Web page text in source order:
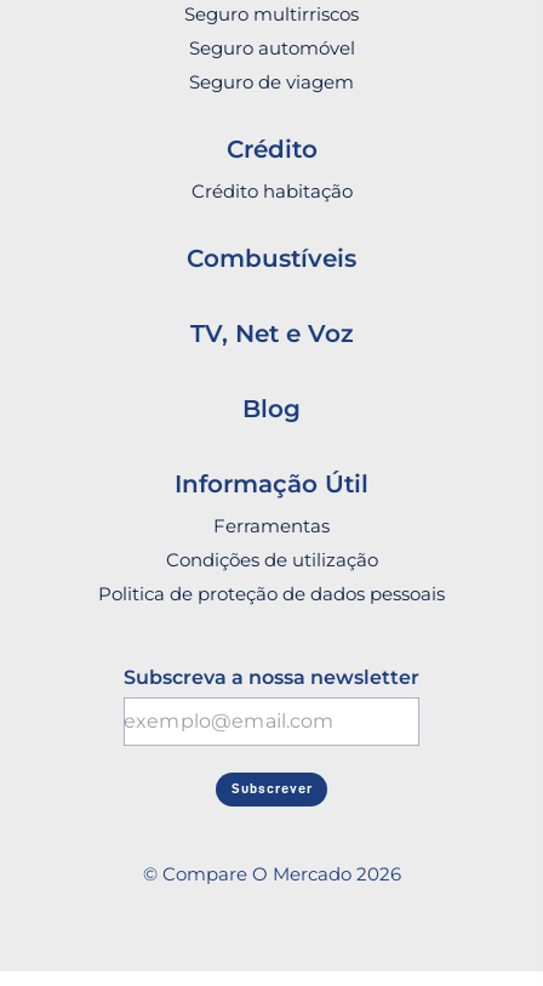
Seguro multirriscos
Seguro automóvel
Seguro de viagem
Crédito
Crédito habitação
Combustíveis
TV, Net e Voz
Blog
Informação Útil
Ferramentas
Condições de utilização
Politica de proteção de dados pessoais
Subscreva a nossa newsletter
Subscrever
© Compare O Mercado 2026